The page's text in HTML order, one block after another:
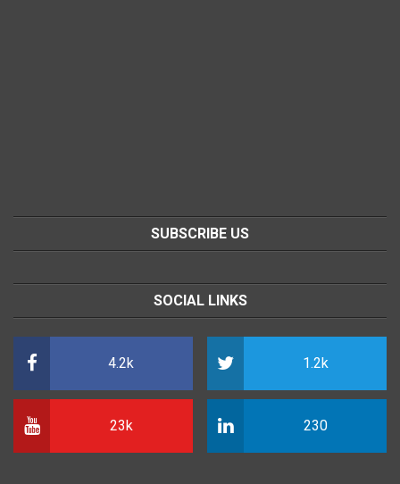
SUBSCRIBE US
SOCIAL LINKS
4.2k 1.2k
23k 230